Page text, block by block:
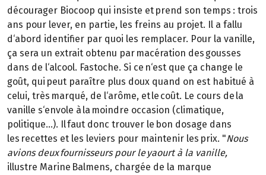
décourager Biocoop qui insiste et prend son temps : trois
ans pour lever, en partie, les freins au projet. Il a fallu
d‘abord identifier par quoi les remplacer. Pour la vanille,
ça sera un extrait obtenu par macération des gousses
dans de l‘alcool. Fastoche. Si ce n‘est que ça change le
goût, qui peut paraître plus doux quand on est habitué à
celui, très marqué, de l‘arôme, et le coût. Le cours de la
vanille s‘envole à la moindre occasion (climatique,
politique…). Il faut donc trouver le bon dosage dans
les recettes et les leviers pour maintenir les prix. "Nous
avions deux fournisseurs pour le yaourt à la vanille,
illustre Marine Balmens, chargée de la marque